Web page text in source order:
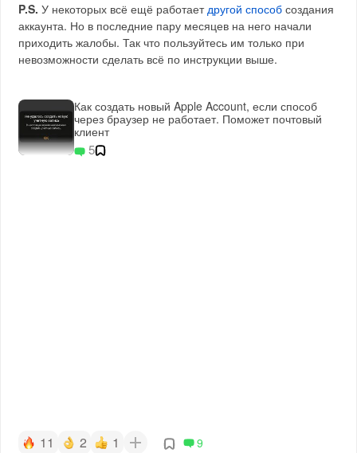
P.S. У некоторых всё ещё работаетдругой способ создания
аккаунта. Но в последние пару месяцев на него начали
приходить жалобы. Так что пользуйтесь им только при
невозможности сделать всё по инструкции выше.
Как создать новый Apple Account, если способ
через браузер не работает. Поможет почтовый
клиент
5
11 2 1 9